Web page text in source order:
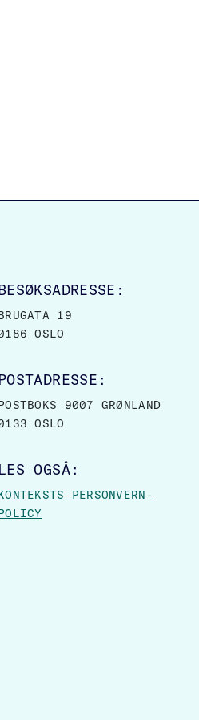
19
OSLO
POSTADRESSE:
9007 GRØNLAND
OSLO
LES OGSÅ:
PERSONVERN-